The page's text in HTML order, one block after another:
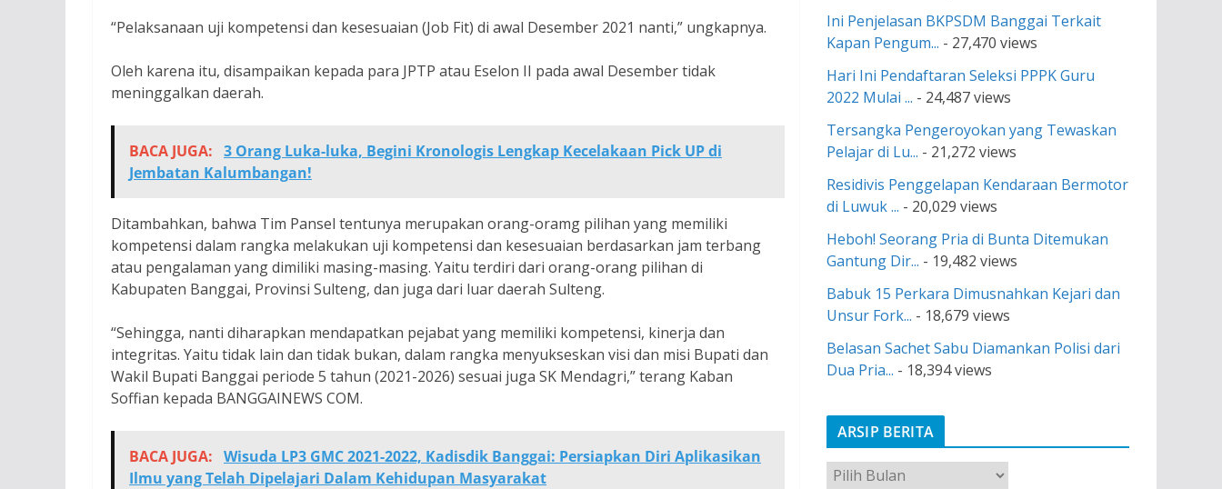
“Pelaksanaan uji kompetensi dan kesesuaian (Job Fit) di awal Desember 2021 nanti,” ungkapnya.
Oleh karena itu, disampaikan kepada para JPTP atau Eselon II pada awal Desember tidak
meninggalkan daerah.
BACA JUGA: 3 Orang Luka-luka, Begini Kronologis Lengkap Kecelakaan Pick UP di
Jembatan Kalumbangan!
Ditambahkan, bahwa Tim Pansel tentunya merupakan orang-oramg pilihan yang memiliki
kompetensi dalam rangka melakukan uji kompetensi dan kesesuaian berdasarkan jam terbang
atau pengalaman yang dimiliki masing-masing. Yaitu terdiri dari orang-orang pilihan di
Kabupaten Banggai, Provinsi Sulteng, dan juga dari luar daerah Sulteng.
“Sehingga, nanti diharapkan mendapatkan pejabat yang memiliki kompetensi, kinerja dan
integritas. Yaitu tidak lain dan tidak bukan, dalam rangka menyukseskan visi dan misi Bupati dan
Wakil Bupati Banggai periode 5 tahun (2021-2026) sesuai juga SK Mendagri,” terang Kaban
Soffian kepada BANGGAINEWS COM.
BACA JUGA: Wisuda LP3 GMC 2021-2022, Kadisdik Banggai: Persiapkan Diri Aplikasikan
Ilmu yang Telah Dipelajari Dalam Kehidupan Masyarakat
Ini Penjelasan BKPSDM Banggai Terkait
Kapan Pengum... - 27,470 views
Hari Ini Pendaftaran Seleksi PPPK Guru
2022 Mulai ... - 24,487 views
Tersangka Pengeroyokan yang Tewaskan
Pelajar di Lu... - 21,272 views
Residivis Penggelapan Kendaraan Bermotor
di Luwuk ... - 20,029 views
Heboh! Seorang Pria di Bunta Ditemukan
Gantung Dir... - 19,482 views
Babuk 15 Perkara Dimusnahkan Kejari dan
Unsur Fork... - 18,679 views
Belasan Sachet Sabu Diamankan Polisi dari
Dua Pria... - 18,394 views
ARSIP BERITA
A